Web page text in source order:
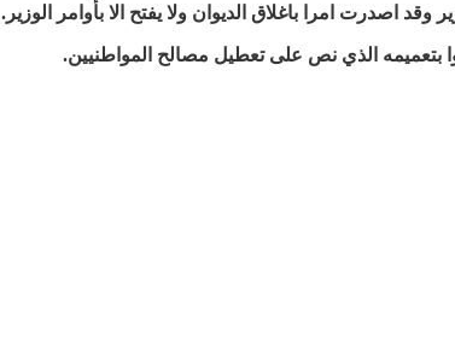
اصدرت امرا باغلاق الديوان ولا يفتح الا بأوامر الوزير.
بتعميمه الذي نص على تعطيل مصالح المواطنيين.